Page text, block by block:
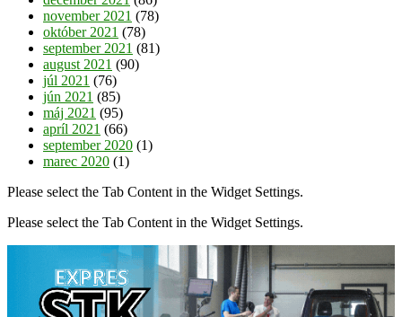
november 2021 (78)
október 2021 (78)
september 2021 (81)
august 2021 (90)
júl 2021 (76)
jún 2021 (85)
máj 2021 (95)
apríl 2021 (66)
september 2020 (1)
marec 2020 (1)
Please select the Tab Content in the Widget Settings.
Please select the Tab Content in the Widget Settings.